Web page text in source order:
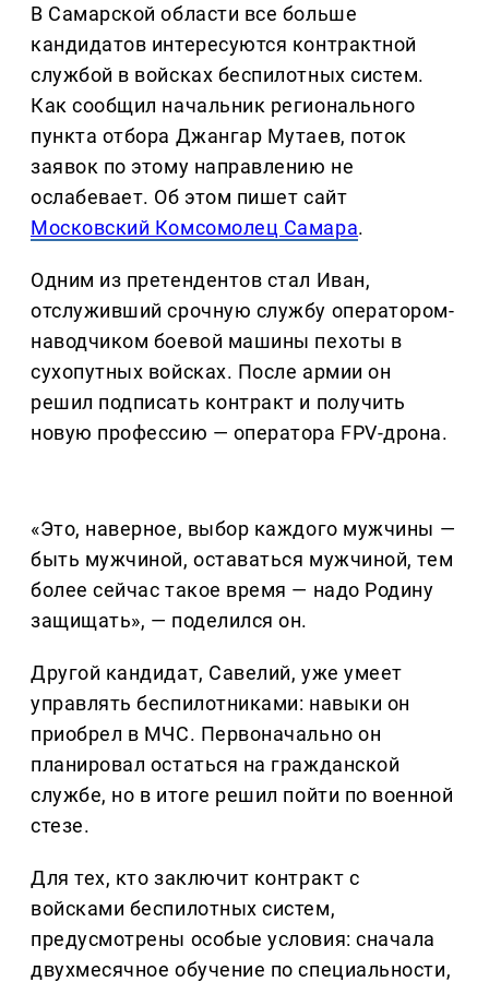
В Самарской области все больше
кандидатов интересуются контрактной
службой в войсках беспилотных систем.
Как сообщил начальник регионального
пункта отбора Джангар Мутаев, поток
заявок по этому направлению не
ослабевает. Об этом пишет сайт
Московский Комсомолец Самара.
Одним из претендентов стал Иван,
отслуживший срочную службу оператором-
наводчиком боевой машины пехоты в
сухопутных войсках. После армии он
решил подписать контракт и получить
новую профессию — оператора FPV-дрона.
«Это, наверное, выбор каждого мужчины —
быть мужчиной, оставаться мужчиной, тем
более сейчас такое время — надо Родину
защищать», — поделился он.
Другой кандидат, Савелий, уже умеет
управлять беспилотниками: навыки он
приобрел в МЧС. Первоначально он
планировал остаться на гражданской
службе, но в итоге решил пойти по военной
стезе.
Для тех, кто заключит контракт с
войсками беспилотных систем,
предусмотрены особые условия: сначала
двухмесячное обучение по специальности,